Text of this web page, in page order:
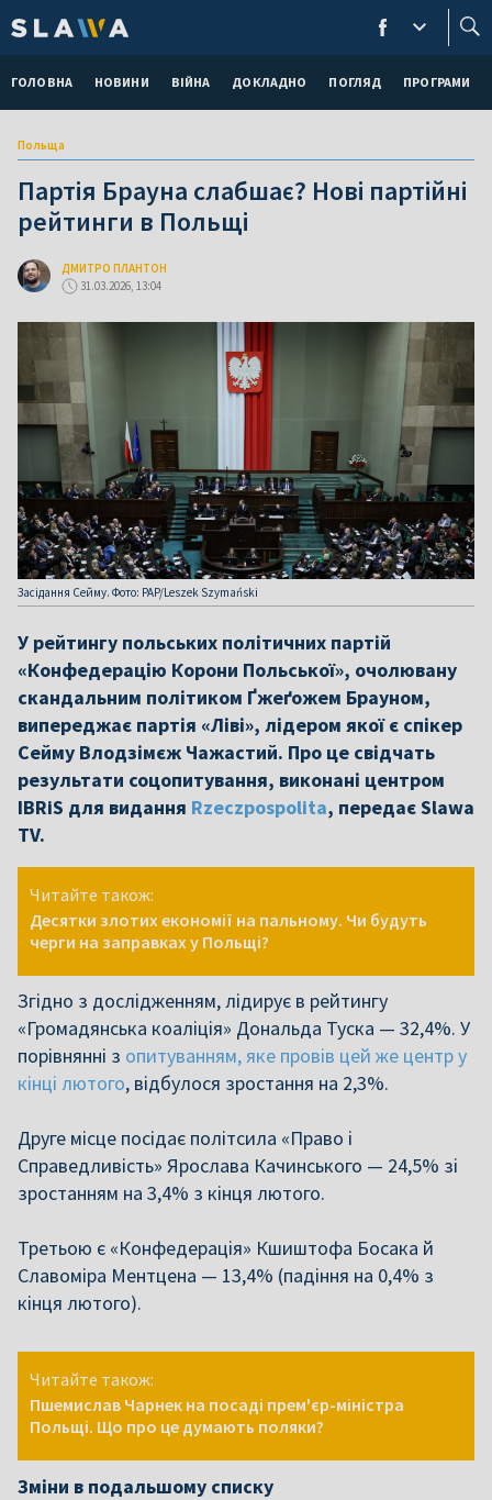
ГОЛОВНА НОВИНИ ВІЙНА ДОКЛАДНО ПОГЛЯД ПРОГРАМИ
Польща
Партія Брауна слабшає? Нові партійні
рейтинги в Польщі
ДМИТРО ПЛАНТОН
31.03.2026, 13:04
Засідання Сейму. Фото: PAP/Leszek Szymański
У рейтингу польських політичних партій
«Конфедерацію Корони Польської», очолювану
скандальним політиком Ґжеґожем Брауном,
випереджає партія «Ліві», лідером якої є спікер
Сейму Влодзімєж Чажастий. Про це свідчать
результати соцопитування, виконані центром
IBRiS для видання Rzeczpospolita, передає Slawa
TV.
Читайте також:
Десятки злотих економії на пальному. Чи будуть
черги на заправках у Польщі?
Згідно з дослідженням, лідирує в рейтингу
«Громадянська коаліція» Дональда Туска — 32,4%. У
порівнянні з опитуванням, яке провів цей же центр у
кінці лютого, відбулося зростання на 2,3%.
Друге місце посідає політсила «Право і
Справедливість» Ярослава Качинського — 24,5% зі
зростанням на 3,4% з кінця лютого.
Третьою є «Конфедерація» Кшиштофа Босака й
Славоміра Ментцена — 13,4% (падіння на 0,4% з
кінця лютого).
Читайте також:
Пшемислав Чарнек на посаді прем'єр-міністра
Польщі. Що про це думають поляки?
Зміни в подальшому списку